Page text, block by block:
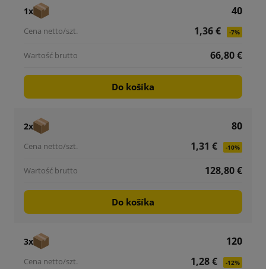
1x
40
1,36 €
-7%
66,80 €
Do košíka
2x
80
1,31 €
-10%
128,80 €
Do košíka
3x
120
1,28 €
-12%